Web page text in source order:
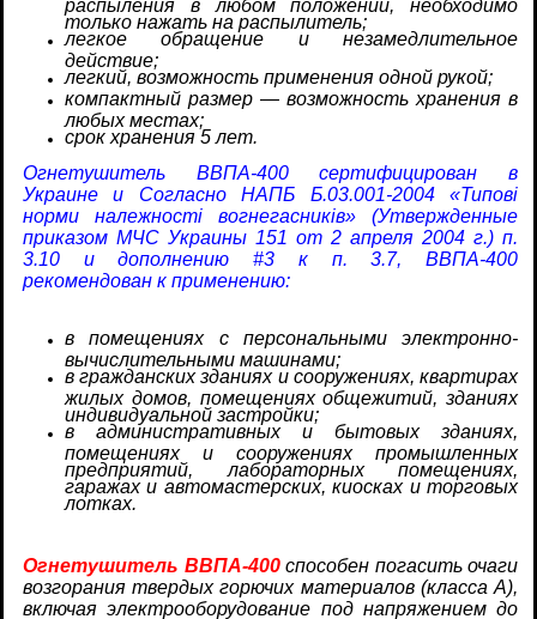
распыления в любом положении, необходимо
только нажать на распылитель;
легкое обращение и незамедлительное
действие;
легкий, возможность применения одной рукой;
компактный размер — возможность хранения в
любых местах;
срок хранения 5 лет.
Огнетушитель ВВПА-400 сертифицирован в
Украине и Согласно НАПБ Б.03.001-2004 «Типові
норми належності вогнегасників» (Утвержденные
приказом МЧС Украины 151 от 2 апреля 2004 г.) п.
3.10 и дополнению #3 к п. 3.7, ВВПА-400
рекомендован к применению:
в помещениях с персональными электронно-
вычислительными машинами;
в гражданских зданиях и сооружениях, квартирах
жилых домов, помещениях общежитий, зданиях
индивидуальной застройки;
в административных и бытовых зданиях,
помещениях и сооружениях промышленных
предприятий, лабораторных помещениях,
гаражах и автомастерских, киосках и торговых
лотках.
Огнетушитель ВВПА-400 способен погасить очаги
возгорания твердых горючих материалов (класса А),
включая электрооборудование под напряжением до